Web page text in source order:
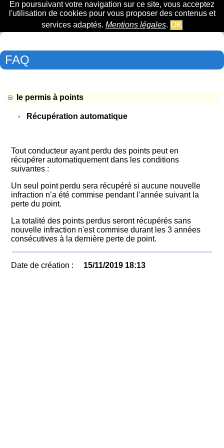
En poursuivant votre navigation sur ce site, vous acceptez
l'utilisation de cookies pour vous proposer des contenus et
services adaptés. Mentions légales. OK
FAQ
le permis à points
Récupération automatique
Tout conducteur ayant perdu des points peut en
récupérer automatiquement dans les conditions
suivantes :
Un seul point perdu sera récupéré si aucune nouvelle
infraction n’a été commise pendant l’année suivant la
perte du point.
La totalité des points perdus seront récupérés sans
nouvelle infraction n'est commise durant les 3 années
consécutives à la dernière perte de point.
Date de création : 15/11/2019 18:13